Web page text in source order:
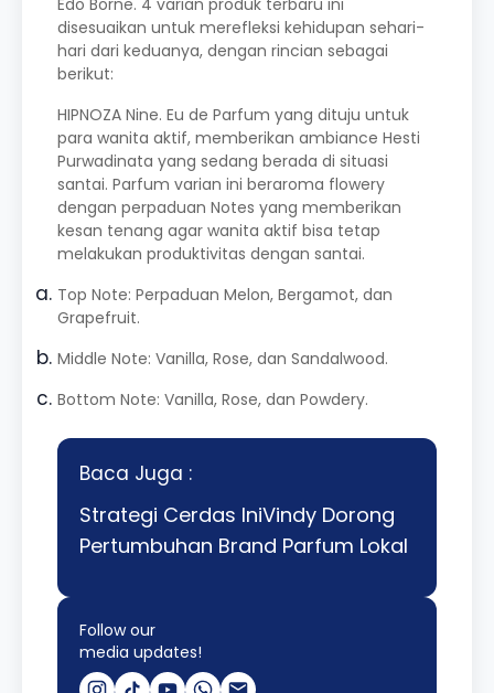
Edo Borne. 4 varian produk terbaru ini
disesuaikan untuk merefleksi kehidupan sehari-
hari dari keduanya, dengan rincian sebagai
berikut:
HIPNOZA Nine. Eu de Parfum yang dituju untuk
para wanita aktif, memberikan ambiance Hesti
Purwadinata yang sedang berada di situasi
santai. Parfum varian ini beraroma flowery
dengan perpaduan Notes yang memberikan
kesan tenang agar wanita aktif bisa tetap
melakukan produktivitas dengan santai.
Top Note: Perpaduan Melon, Bergamot, dan
Grapefruit.
Middle Note: Vanilla, Rose, dan Sandalwood.
Bottom Note: Vanilla, Rose, dan Powdery.
Baca Juga :
Strategi Cerdas IniVindy Dorong
Pertumbuhan Brand Parfum Lokal
Follow our
media updates!